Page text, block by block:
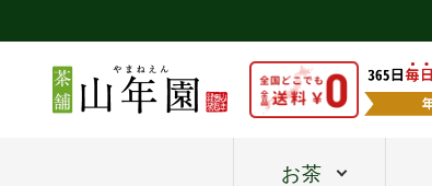
お茶